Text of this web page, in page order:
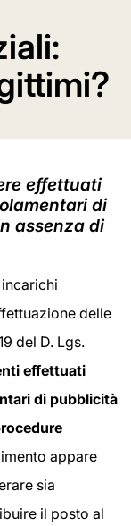
effettuati
di
assenza di
delle
del D. Lgs.
effettuati
di pubblicità
appare
sia
il posto al